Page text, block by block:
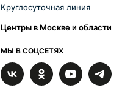
Круглосуточная линия
Центры в Москве и области
МЫ В СОЦСЕТЯХ